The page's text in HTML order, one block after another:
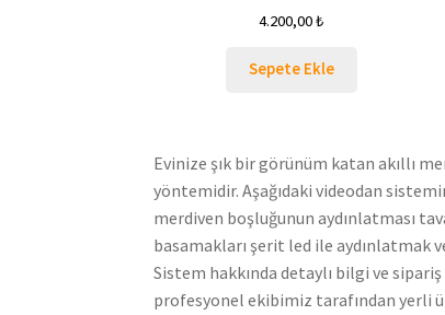
4.200,00₺
Sepete Ekle
Evinize şık bir görünüm katan akıllı
yöntemidir. Aşağıdaki videodan
merdiven boşluğunun aydınlatması
basamakları şerit led ile aydınlatmak
Sistem hakkında detaylı bilgi ve
profesyonel ekibimiz tarafından yerli